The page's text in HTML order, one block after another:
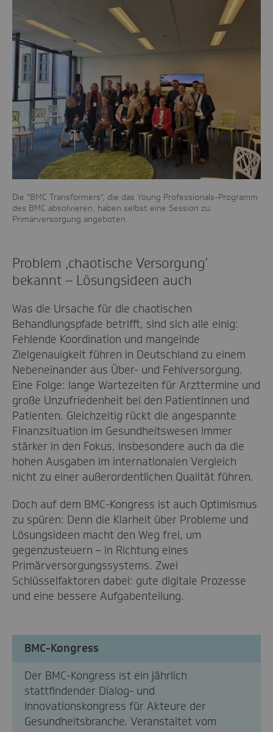
Die "BMC Transformers", die das Young Professionals-Programm
des BMC absolvieren, haben selbst eine Session zu
Primärversorgung angeboten
Problem ‚chaotische Versorgung‘
bekannt – Lösungsideen auch
Was die Ursache für die chaotischen
Behandlungspfade betrifft, sind sich alle einig:
Fehlende Koordination und mangelnde
Zielgenauigkeit führen in Deutschland zu einem
Nebeneinander aus Über- und Fehlversorgung.
Eine Folge: lange Wartezeiten für Arzttermine und
große Unzufriedenheit bei den Patientinnen und
Patienten. Gleichzeitig rückt die angespannte
Finanzsituation im Gesundheitswesen immer
stärker in den Fokus, insbesondere auch da die
hohen Ausgaben im internationalen Vergleich
nicht zu einer außerordentlichen Qualität führen.
Doch auf dem BMC-Kongress ist auch Optimismus
zu spüren: Denn die Klarheit über Probleme und
Lösungsideen macht den Weg frei, um
gegenzusteuern – in Richtung eines
Primärversorgungssystems. Zwei
Schlüsselfaktoren dabei: gute digitale Prozesse
und eine bessere Aufgabenteilung.
BMC-Kongress
Der BMC-Kongress ist ein jährlich
stattfindender Dialog- und
Innovationskongress für Akteure der
Gesundheitsbranche. Veranstaltet vom